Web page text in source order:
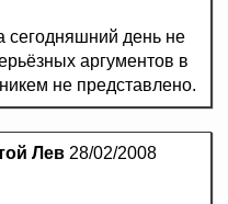
сегодняшний день не
аргументов в
не представлено.
Лев 28/02/2008